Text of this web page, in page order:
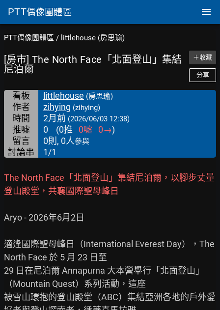
PTT偶像團體區
PTT偶像團體區 / littlehouse (房思瑜)
[房市] The North Face「北面登山」集結
尼泊爾
＋收藏
分享
看板 littlehouse (房思瑜)
作者 zihying (zihying)
時間 2月前 (2026/06/03 12:38)
推噓 0 (0推 0噓 0→)
留言
0則, 0人參與
討論串 1/1
The North Face「北面登山」集結尼泊爾，以腳步丈量
登山殿堂，共襄國際聖母峰日
Aryo - 2026年6月2日
適逢國際聖母峰日（International Everest Day），The
North Face 於 5 月 23 日至
29 日在尼泊爾 Annapurna 大本營舉行「北面登山」
（Mountain Quest）系列活動，這座
被雪山環抱的登山殿堂（ABC）集結亞洲各地的戶外愛